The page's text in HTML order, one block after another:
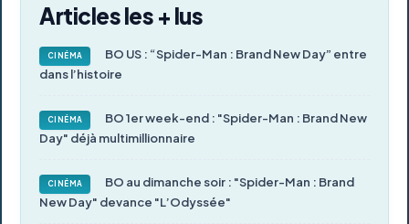
Articles les + lus
CINÉMA
BO US : “Spider-Man : Brand New Day” entre
dans l’histoire
CINÉMA
BO 1er week-end : "Spider-Man : Brand New
Day" déjà multimillionnaire
CINÉMA
BO au dimanche soir : "Spider-Man : Brand
New Day" devance "L’Odyssée"